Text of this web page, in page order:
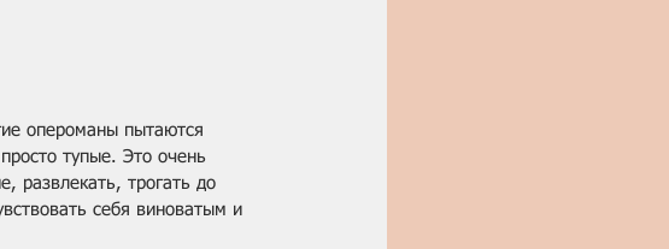
опероманы пытаются
тупые. Это очень
развлекать, трогать до
себя виноватым и